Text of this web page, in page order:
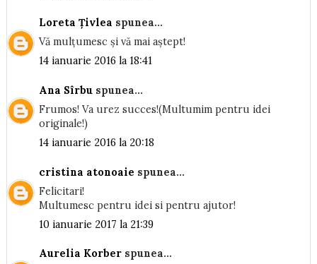
Loreta Țivlea spunea...
Vă mulțumesc și vă mai aștept!
14 ianuarie 2016 la 18:41
Ana Sîrbu spunea...
Frumos! Va urez succes!(Multumim pentru idei
originale!)
14 ianuarie 2016 la 20:18
cristina atonoaie spunea...
Felicitari!
Multumesc pentru idei si pentru ajutor!
10 ianuarie 2017 la 21:39
Aurelia Korberspunea...